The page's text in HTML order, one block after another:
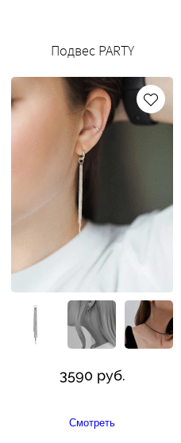
Подвес PARTY
3590 руб.
Смотреть